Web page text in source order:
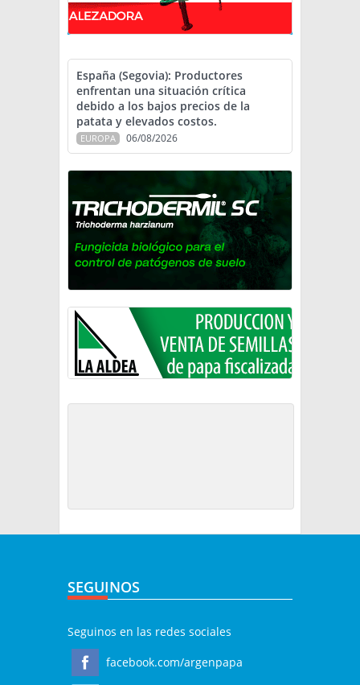
España (Segovia): Productores
enfrentan una situación crítica
debido a los bajos precios de la
patata y elevados costos.
EUROPA 06/08/2026
SEGUINOS
Seguinos en las redes sociales
facebook.com/argenpapa